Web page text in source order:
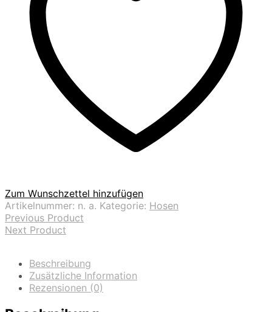
Zum Wunschzettel hinzufügen
Artikelnummer: n. a. Kategorie: Hosen
Previous Product
Next Product
Beschreibung
Zusätzliche Information
Rezensionen (0)